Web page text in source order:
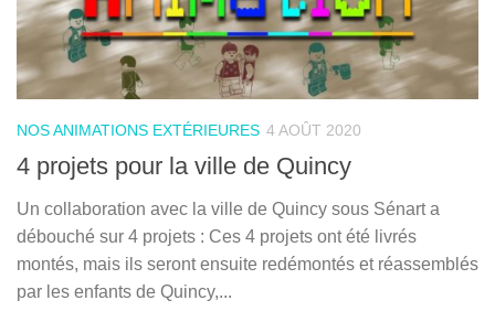
NOS ANIMATIONS EXTÉRIEURES 4 AOÛT 2020
4 projets pour la ville de Quincy
Un collaboration avec la ville de Quincy sous Sénart a
débouché sur 4 projets : Ces 4 projets ont été livrés
montés, mais ils seront ensuite redémontés et réassemblés
par les enfants de Quincy,...